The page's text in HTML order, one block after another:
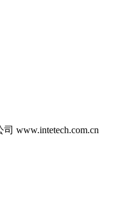
www.intetech.com.cn